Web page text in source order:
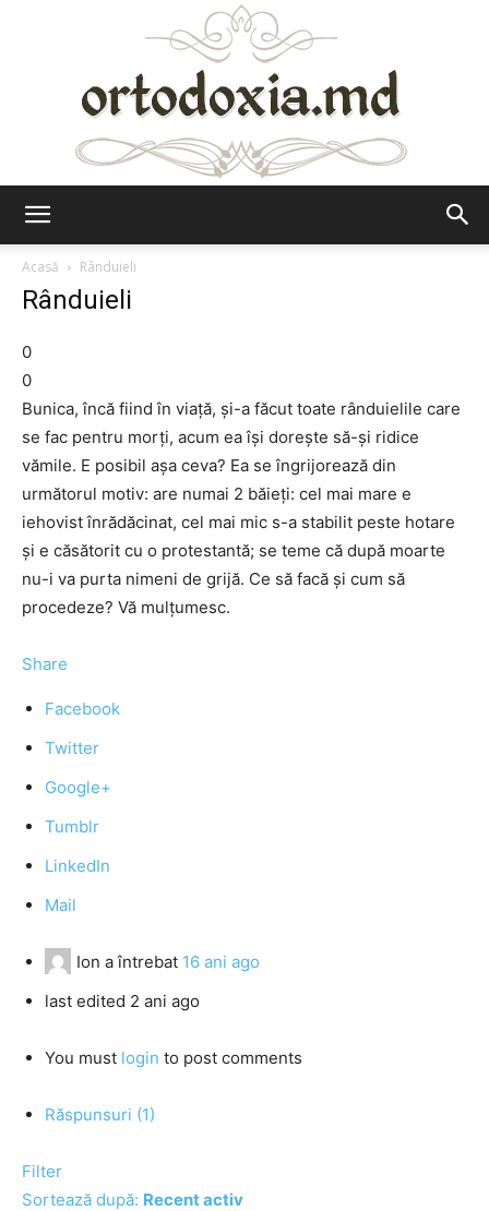
Acasă
Rânduieli
Rânduieli
0
0
Bunica, încă fiind în viaţă, şi-a făcut toate rânduielile care
se fac pentru morţi, acum ea îşi doreşte să-şi ridice
vămile. E posibil aşa ceva? Ea se îngrijorează din
următorul motiv: are numai 2 băieţi: cel mai mare e
iehovist înrădăcinat, cel mai mic s-a stabilit peste hotare
şi e căsătorit cu o protestantă; se teme că după moarte
nu-i va purta nimeni de grijă. Ce să facă şi cum să
procedeze? Vă mulţumesc.
Share
Facebook
Twitter
Google+
Tumblr
LinkedIn
Mail
Ion a întrebat 16 ani ago
last edited 2 ani ago
You must login to post comments
Răspunsuri (1)
Filter
Sortează după: Recent activ